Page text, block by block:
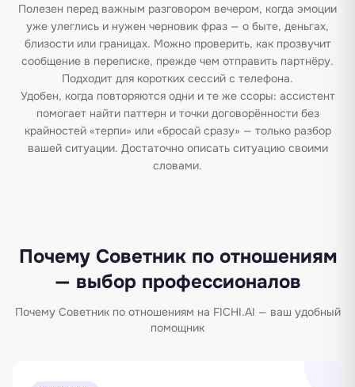
Полезен перед важным разговором вечером, когда эмоции
уже улеглись и нужен черновик фраз — о быте, деньгах,
близости или границах. Можно проверить, как прозвучит
сообщение в переписке, прежде чем отправить партнёру.
Подходит для коротких сессий с телефона.
Удобен, когда повторяются одни и те же ссоры: ассистент
помогает найти паттерн и точки договорённости без
крайностей «терпи» или «бросай сразу» — только разбор
вашей ситуации. Достаточно описать ситуацию своими
словами.
Почему Советник по отношениям
— выбор профессионалов
Почему Советник по отношениям на FICHI.AI — ваш удобный
помощник